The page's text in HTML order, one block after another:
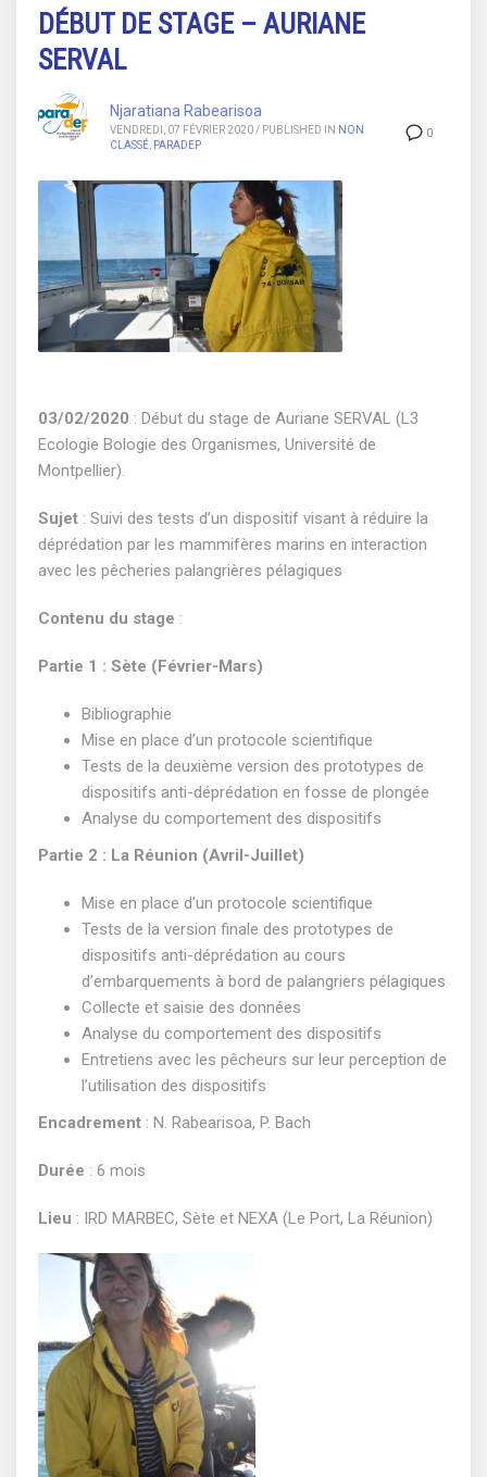
DÉBUT DE STAGE – AURIANE
SERVAL
0
Njaratiana Rabearisoa
VENDREDI, 07 FÉVRIER 2020 / PUBLISHED IN NON
CLASSÉ PARADEP
03/02/2020 : Début du stage de Auriane SERVAL (L3
Ecologie Bologie des Organismes, Université de
Montpellier).
Sujet : Suivi des tests d’un dispositif visant à réduire la
déprédation par les mammifères marins en interaction
avec les pêcheries palangrières pélagiques
Contenu du stage :
Partie 1 : Sète (Février-Mars)
Bibliographie
Mise en place d’un protocole scientifique
Tests de la deuxième version des prototypes de
dispositifs anti-déprédation en fosse de plongée
Analyse du comportement des dispositifs
Partie 2 : La Réunion (Avril-Juillet)
Mise en place d’un protocole scientifique
Tests de la version finale des prototypes de
dispositifs anti-déprédation au cours
d’embarquements à bord de palangriers pélagiques
Collecte et saisie des données
Analyse du comportement des dispositifs
Entretiens avec les pêcheurs sur leur perception de
l’utilisation des dispositifs
Encadrement : N. Rabearisoa, P. Bach
Durée : 6 mois
Lieu : IRD MARBEC, Sète et NEXA (Le Port, La Réunion)